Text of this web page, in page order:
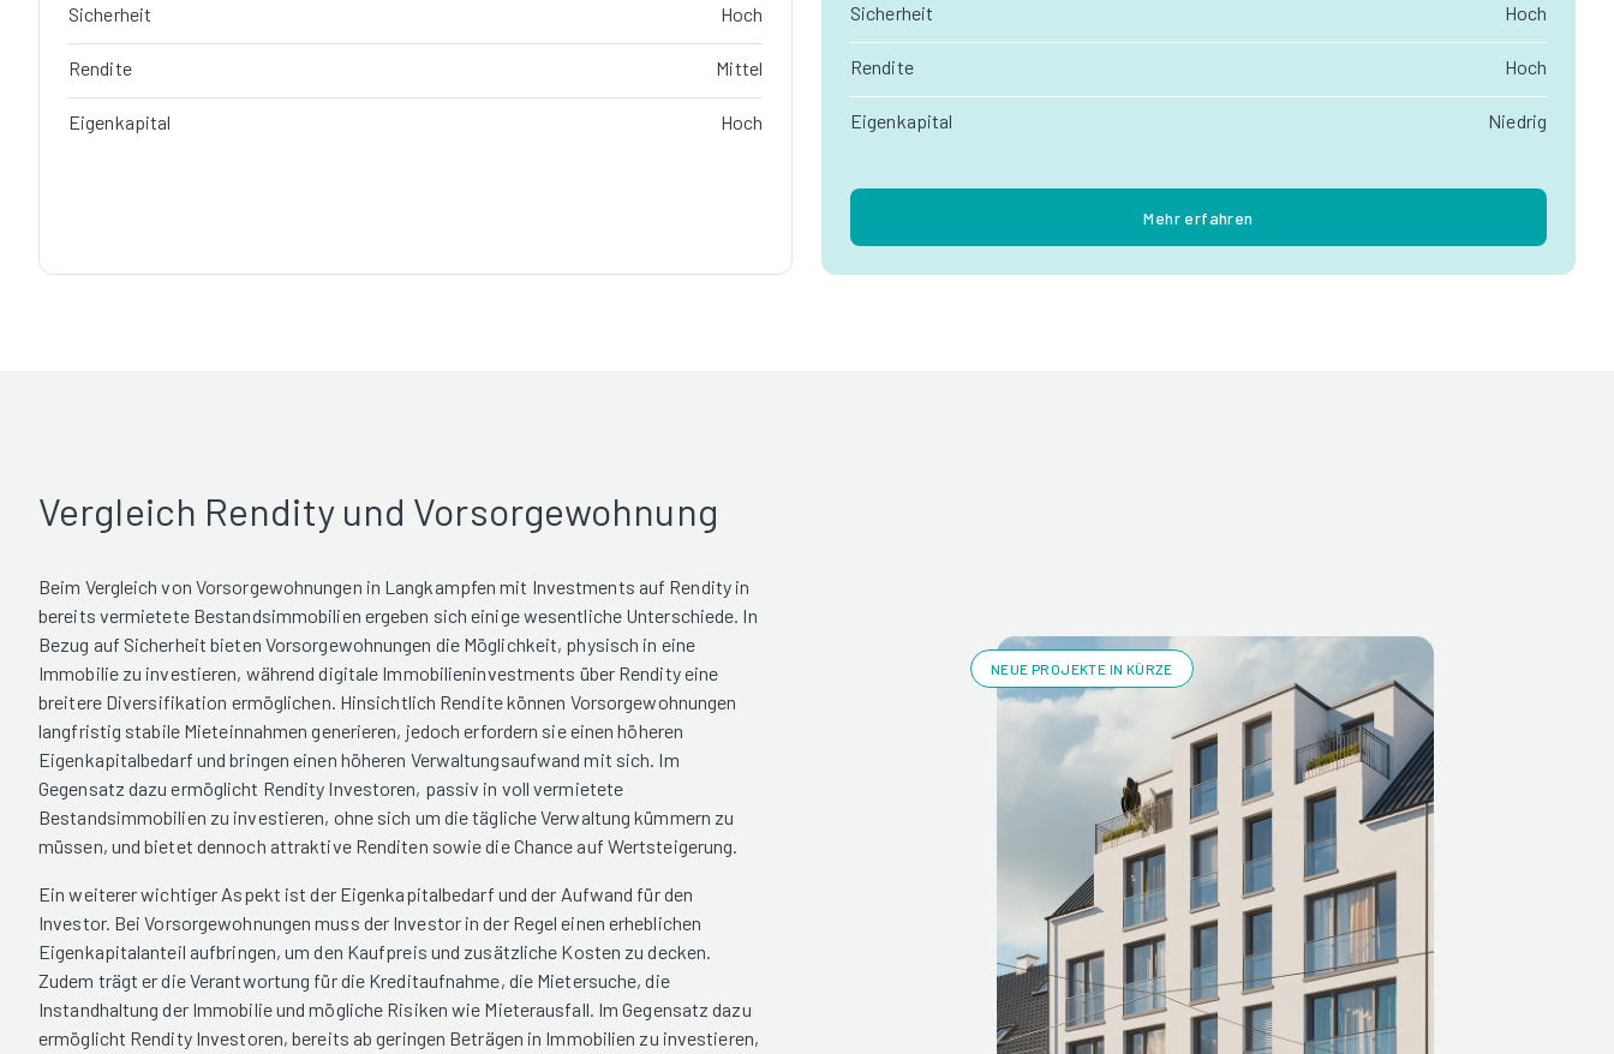
Sicherheit Hoch
Rendite Mittel
Eigenkapital Hoch
Sicherheit Hoch
Rendite Hoch
Eigenkapital Niedrig
Mehr erfahren
Vergleich Rendity und Vorsorgewohnung
Beim Vergleich von Vorsorgewohnungen in Langkampfen mit Investments auf Rendity in
bereits vermietete Bestandsimmobilien ergeben sich einige wesentliche Unterschiede. In
Bezug auf Sicherheit bieten Vorsorgewohnungen die Möglichkeit, physisch in eine
Immobilie zu investieren, während digitale Immobilieninvestments über Rendity eine
breitere Diversifikation ermöglichen. Hinsichtlich Rendite können Vorsorgewohnungen
langfristig stabile Mieteinnahmen generieren, jedoch erfordern sie einen höheren
Eigenkapitalbedarf und bringen einen höheren Verwaltungsaufwand mit sich. Im
Gegensatz dazu ermöglicht Rendity Investoren, passiv in voll vermietete
Bestandsimmobilien zu investieren, ohne sich um die tägliche Verwaltung kümmern zu
müssen, und bietet dennoch attraktive Renditen sowie die Chance auf Wertsteigerung.
Ein weiterer wichtiger Aspekt ist der Eigenkapitalbedarf und der Aufwand für den
Investor. Bei Vorsorgewohnungen muss der Investor in der Regel einen erheblichen
Eigenkapitalanteil aufbringen, um den Kaufpreis und zusätzliche Kosten zu decken.
Zudem trägt er die Verantwortung für die Kreditaufnahme, die Mietersuche, die
Instandhaltung der Immobilie und mögliche Risiken wie Mieterausfall. Im Gegensatz dazu
ermöglicht Rendity Investoren, bereits ab geringen Beträgen in Immobilien zu investieren,
NEUE PROJEKTE IN KÜRZE